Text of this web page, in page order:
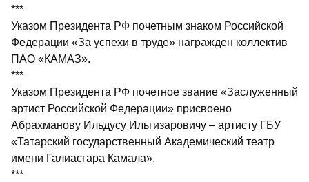
***
Указом Президента РФ почетным знаком Российской
Федерации «За успехи в труде» награжден коллектив
ПАО «КАМАЗ».
***
Указом Президента РФ почетное звание «Заслуженный
артист Российской Федерации» присвоено
Абрахманову Ильдусу Ильгизаровичу – артисту ГБУ
«Татарский государ­ственный Академический театр
имени Галиасгара Камала».
***